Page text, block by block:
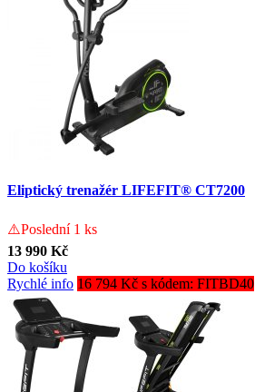
Eliptický trenažér LIFEFIT® CT7200
⚠️Poslední 1 ks
13 990 Kč
Do košíku
Rychlé info 16 794 Kč s kódem: FITBD40